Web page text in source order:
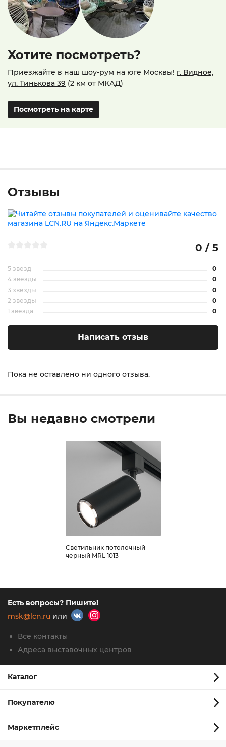
Хотите посмотреть?
Приезжайте в наш шоу-рум на юге Москвы! г. Видное,
ул. Тинькова 39 (2 км от МКАД)
Посмотреть на карте
Отзывы
Пока не оставлено ни одного отзыва.
0 / 5
5 звезд
0
4 звезды
0
3 звезды
0
2 звезды
0
1 звезда
0
Написать отзыв
Вы недавно смотрели
Светильник потолочный
черный MRL 1013
Есть вопросы? Пишите!
msk@lcn.ru или
Все контакты
Адреса выставочных центров
Каталог
Покупателю
Маркетплейс